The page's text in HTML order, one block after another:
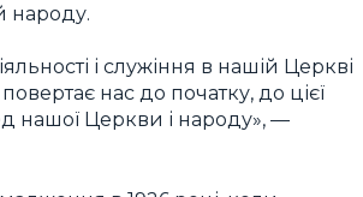
народу.
і служіння в нашій Церкві
нас до початку, до цієї
нашої Церкви і народу», —